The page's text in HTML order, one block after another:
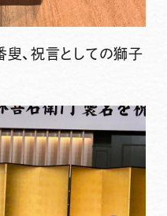
叟、祝言としての獅子